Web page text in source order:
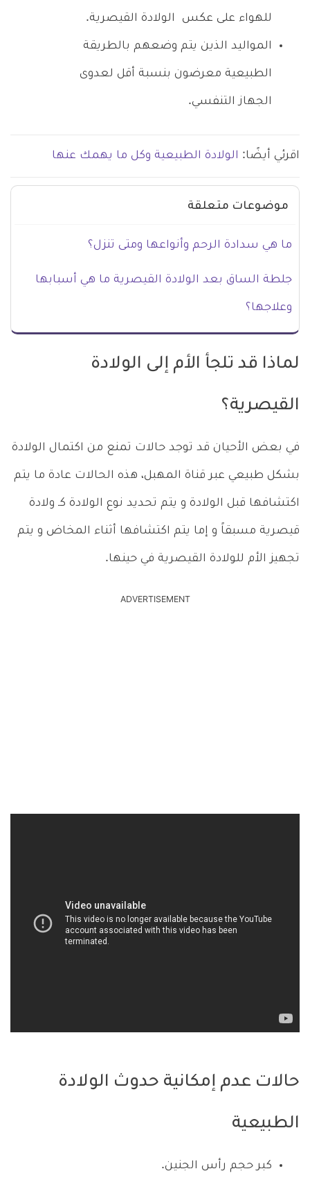
للهواء على عكس الولادة القيصرية.
المواليد الذين يتم وضعهم بالطريقة
الطبيعية معرضون بنسبة أقل لعدوى
الجهاز التنفسي.
اقرئي أيضًا: الولادة الطبيعية وكل ما يهمك عنها
موضوعات متعلقة
ما هي سدادة الرحم وأنواعها ومتى تنزل؟
جلطة الساق بعد الولادة القيصرية ما هي أسبابها
وعلاجها؟
لماذا قد تلجأ الأم إلى الولادة
القيصرية؟
في بعض الأحيان قد توجد حالات تمنع من اكتمال الولادة
بشكل طبيعي عبر قناة المهبل، هذه الحالات عادة ما يتم
اكتشافها قبل الولادة و يتم تحديد نوع الولادة كـ ولادة
قيصرية مسبقاً و إما يتم اكتشافها أثناء المخاض و يتم
تجهيز الأم للولادة القيصرية في حينها.
ADVERTISEMENT
حالات عدم إمكانية حدوث الولادة
الطبيعية
كبر حجم رأس الجنين.